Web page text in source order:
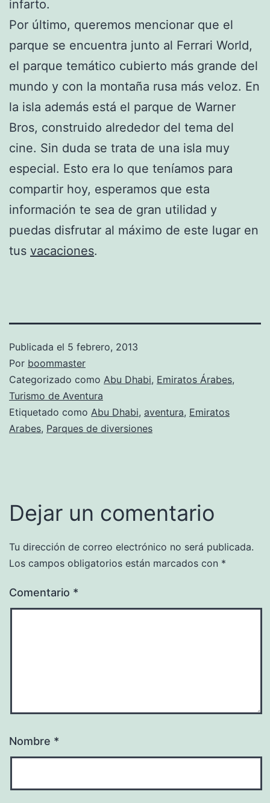
infarto.
Por último, queremos mencionar que el
parque se encuentra junto al Ferrari World,
el parque temático cubierto más grande del
mundo y con la montaña rusa más veloz. En
la isla además está el parque de Warner
Bros, construido alrededor del tema del
cine. Sin duda se trata de una isla muy
especial. Esto era lo que teníamos para
compartir hoy, esperamos que esta
información te sea de gran utilidad y
puedas disfrutar al máximo de este lugar en
tus vacaciones.
Publicada el 5 febrero, 2013
Por boommaster
Categorizado como Abu Dhabi, Emiratos Árabes,
Turismo de Aventura
Etiquetado como Abu Dhabi, aventura, Emiratos
Arabes, Parques de diversiones
Dejar un comentario
Tu dirección de correo electrónico no será publicada.
Los campos obligatorios están marcados con *
Comentario *
Nombre *